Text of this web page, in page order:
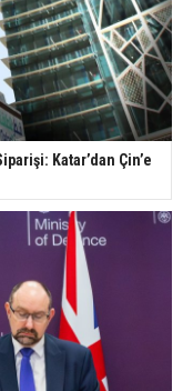
Katar’dan Çin’e